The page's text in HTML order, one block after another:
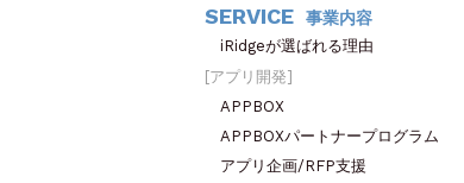
SERVICE 事業内容
iRidgeが選ばれる理由
アプリ開発
APPBOX
APPBOXパートナープログラム
アプリ企画/RFP支援